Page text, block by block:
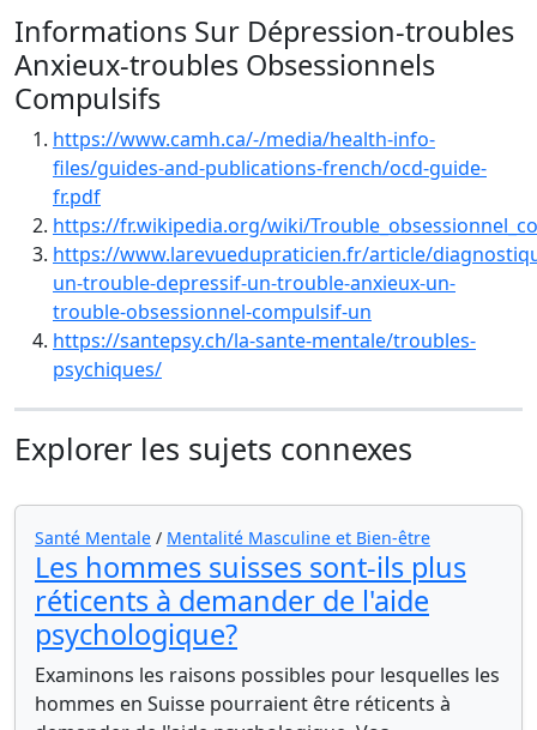
Informations Sur Dépression-troubles
Anxieux-troubles Obsessionnels
Compulsifs
https://www.camh.ca/-/media/health-info-
files/guides-and-publications-french/ocd-guide-
fr.pdf
https://fr.wikipedia.org/wiki/
https://www.larevuedupraticien.fr/article/
un-trouble-depressif-un-trouble-anxieux-un-
trouble-obsessionnel-compulsif-un
https://santepsy.ch/la-sante-mentale/troubles-
psychiques/
Explorer les sujets connexes
Santé Mentale / Mentalité Masculine et Bien-être
Les hommes suisses sont-ils plus
réticents à demander de l'aide
psychologique?
Examinons les raisons possibles pour lesquelles les
hommes en Suisse pourraient être réticents à